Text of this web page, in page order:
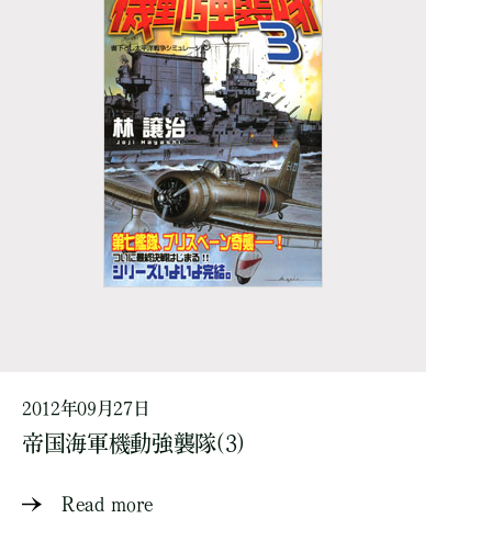
2012年09月27日
帝国海軍機動強襲隊(3)
Read more